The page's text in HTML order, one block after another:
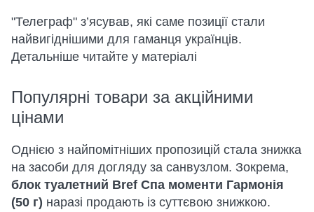
"Телеграф" з’ясував, які саме позиції стали
найвигіднішими для гаманця українців.
Детальніше читайте у матеріалі
Популярні товари за акційними
цінами
Однією з найпомітніших пропозицій стала знижка
на засоби для догляду за санвузлом. Зокрема,
блок туалетний Bref Спа моменти Гармонія
(50 г) наразі продають із суттєвою знижкою.